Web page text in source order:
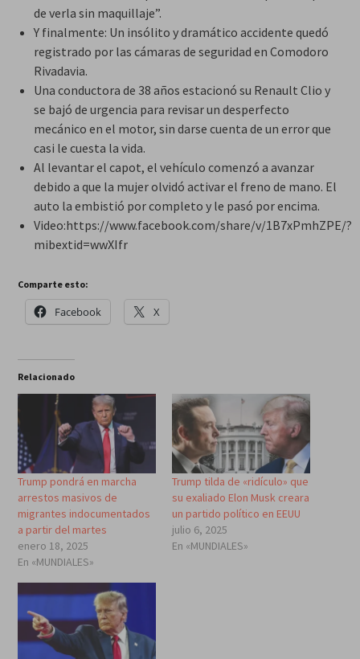
de verla sin maquillaje”.
Y finalmente: Un insólito y dramático accidente quedó
registrado por las cámaras de seguridad en Comodoro
Rivadavia.
Una conductora de 38 años estacionó su Renault Clio y
se bajó de urgencia para revisar un desperfecto
mecánico en el motor, sin darse cuenta de un error que
casi le cuesta la vida.
Al levantar el capot, el vehículo comenzó a avanzar
debido a que la mujer olvidó activar el freno de mano. El
auto la embistió por completo y le pasó por encima.
Video:https://www.facebook.com/share/v/1B7xPmhZPE/?
mibextid=wwXIfr
Comparte esto:
Facebook X
Relacionado
Trump pondrá en marcha
arrestos masivos de
migrantes indocumentados
a partir del martes
enero 18, 2025
En «MUNDIALES»
Trump tilda de «ridículo» que
su exaliado Elon Musk creara
un partido político en EEUU
julio 6, 2025
En «MUNDIALES»